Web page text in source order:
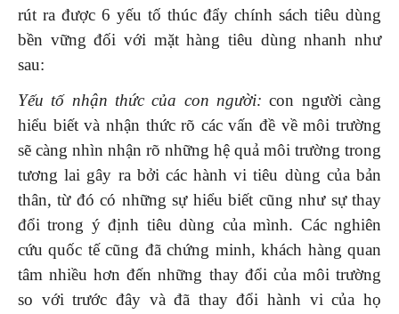
rút ra được 6 yếu tố thúc đẩy chính sách tiêu dùng
bền vững đối với mặt hàng tiêu dùng nhanh như
sau:
Yếu tố nhận thức của con người: con người càng
hiểu biết và nhận thức rõ các vấn đề về môi trường
sẽ càng nhìn nhận rõ những hệ quả môi trường trong
tương lai gây ra bởi các hành vi tiêu dùng của bản
thân, từ đó có những sự hiểu biết cũng như sự thay
đổi trong ý định tiêu dùng của mình. Các nghiên
cứu quốc tế cũng đã chứng minh, khách hàng quan
tâm nhiều hơn đến những thay đổi của môi trường
so với trước đây và đã thay đổi hành vi của họ